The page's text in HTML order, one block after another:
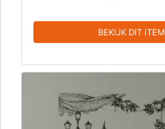
BEKIJK DIT ITEM